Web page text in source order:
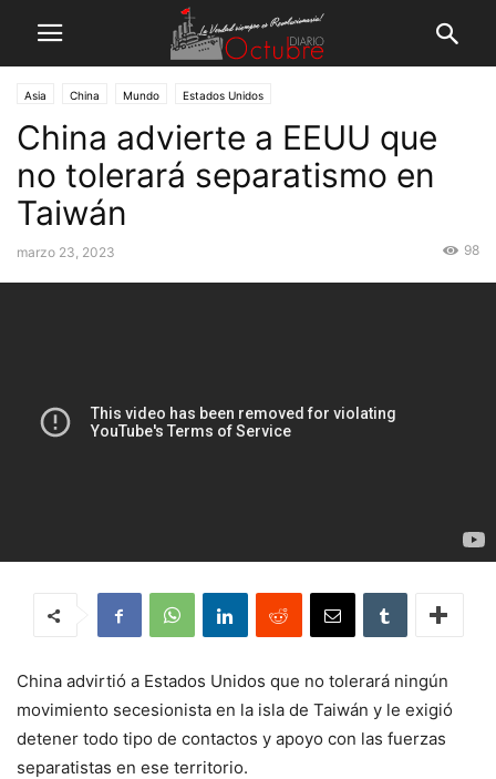
Asia China Mundo Estados Unidos
China advierte a EEUU que
no tolerará separatismo en
Taiwán
marzo 23, 2023 98
China advirtió a Estados Unidos que no tolerará ningún
movimiento secesionista en la isla de Taiwán y le exigió
detener todo tipo de contactos y apoyo con las fuerzas
separatistas en ese territorio.